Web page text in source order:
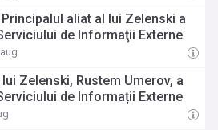
aliat al lui Zelenski a
de Informaţii Externe
Zelenski, Rustem Umerov, a
de Informații Externe